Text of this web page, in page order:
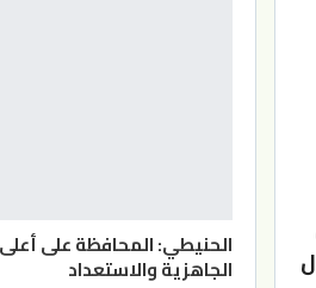
الحنيطي: المحافظة على
الجاهزية والاستعداد